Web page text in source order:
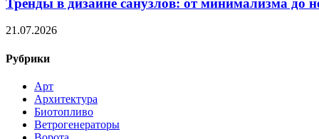
21.07.2026
Рубрики
Арт
Архитектура
Биотопливо
Ветрогенераторы